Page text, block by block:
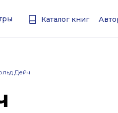
Каталог книг
Дейч